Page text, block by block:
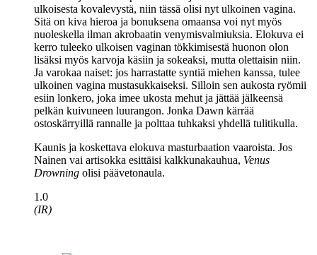
ulkoisesta kovalevystä, niin tässä olisi nyt ulkoinen vagina.
Sitä on kiva hieroa ja bonuksena omaansa voi nyt myös
nuoleskella ilman akrobaatin venymisvalmiuksia. Elokuva ei
kerro tuleeko ulkoisen vaginan tökkimisestä huonon olon
lisäksi myös karvoja käsiin ja sokeaksi, mutta olettaisin niin.
Ja varokaa naiset: jos harrastatte syntiä miehen kanssa, tulee
ulkoinen vagina mustasukkaiseksi. Silloin sen aukosta ryömii
esiin lonkero, joka imee ukosta mehut ja jättää jälkeensä
pelkän kuivuneen luurangon. Jonka Dawn kärrää
ostoskärryillä rannalle ja polttaa tuhkaksi yhdellä tulitikulla.
Kaunis ja koskettava elokuva masturbaation vaaroista. Jos
Nainen vai artisokka esittäisi kalkkunakauhua, Venus
Drowning olisi päävetonaula.
1.0
(IR)